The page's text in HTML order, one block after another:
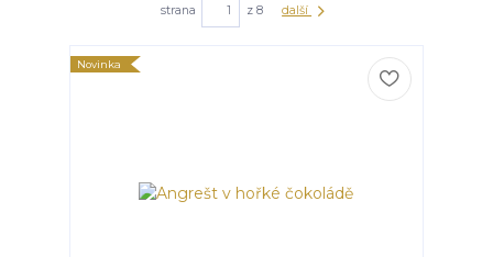
strana z 8 další
Novinka